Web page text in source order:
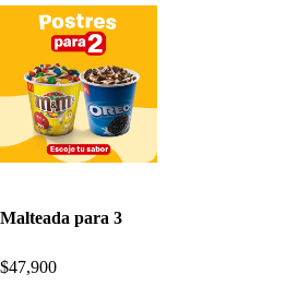
Malteada para 3
$47,900